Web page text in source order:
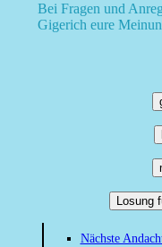
Bei Fragen und
Gigerich eure
Losung
Nächste